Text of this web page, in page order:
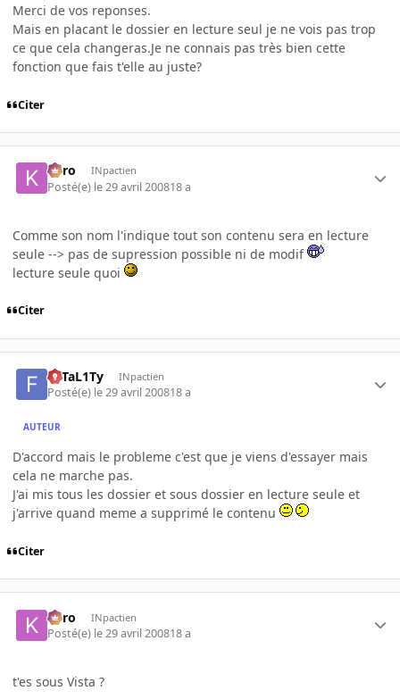
Merci de vos reponses.
Mais en placant le dossier en lecture seul je ne vois pas trop
ce que cela changeras.Je ne connais pas très bien cette
fonction que fais t'elle au juste?
Citer
kyro INpactien
Posté(e) le 29 avril 200818 a
Comme son nom l'indique tout son contenu sera en lecture
seule --> pas de supression possible ni de modif
lecture seule quoi
Citer
FaTaL1Ty INpactien
Posté(e) le 29 avril 200818 a
AUTEUR
D'accord mais le probleme c'est que je viens d'essayer mais
cela ne marche pas.
J'ai mis tous les dossier et sous dossier en lecture seule et
j'arrive quand meme a supprimé le contenu
Citer
kyro INpactien
Posté(e) le 29 avril 200818 a
t'es sous Vista ?